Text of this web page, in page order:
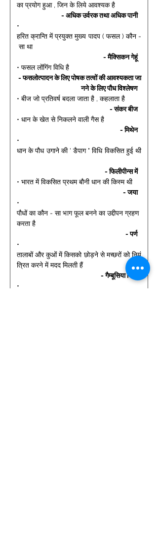
का प्रयोग हुआ , जिन के लिये आवश्यक है
- अधिक उर्वरक तथा अधिक पानी
•
हरित क्रान्ति में प्रयुक्त मुख्य पादप ( फसल ) कौन -
सा था
- मैक्सिकन गेहूं
• फसल लोंगिंग विधि है
- फसलोत्पादन के लिए पोषक तत्वों की आवश्यकता जा
नने के लिए पौध विश्लेषण
• बीज जो प्रतिवर्ष बदला जाता है , कहलाता है
- संकर बीज
• धान के खेत से निकलने वाली गैस है
- मिथेन
•
धान के पौध उगाने की ' डैपाग " विधि विकसित हुई थी
- फिलीपीन्स में
• भारत में विकसित प्रथम बौनी धान की किस्म थी
- जया
•
पौधों का कौन - सा भाग फूल बनने का उद्दीपन ग्रहण
करता है
- पर्ण
•
तालाबों और कुओं में किसको छोड़ने से मच्छरों को नियं
त्रित करने में मदद मिलती हैं
- गैम्बूसिया फिश
•